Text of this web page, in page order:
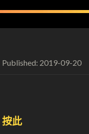
Published: 2019-09-20
按此